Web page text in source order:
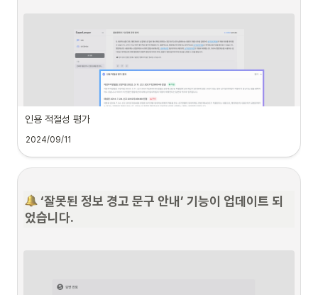
슈퍼로이어는 사용자의 질문이나 답변에 기반하여 관련성 높은 후속 질문을 추천합니
다. 이 기능을 통해 대화를 자연스럽게 이어갈 수 있고, 미처 생각하지 못했던 새로운
관점을 발견할 수 있습니다. 후속질문 추천 기능을 활용해서 슈퍼로이어와 더 깊이 있
는 대화를 나누어 보세요.
2. 사용 방법
간헐적으로 발생하고 있습니다. 이에 대해 사용자가 추가적인 리서치 없이 인용된 정
인용 적절성 평가
2024/09/11
‘잘못된 정보 경고 문구 안내’ 기능이 업데이트 되
었습니다.